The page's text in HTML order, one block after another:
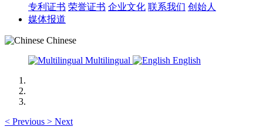
专利证书 荣誉证书 企业文化 联系我们 创始人
媒体报道
Chinese
Multilingual
English
< Previous > Next